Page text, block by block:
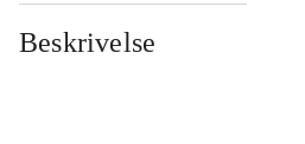
Beskrivelse